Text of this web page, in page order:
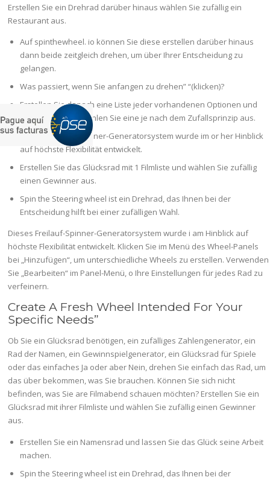
Erstellen Sie ein Drehrad darüber hinaus wählen Sie zufällig ein
Restaurant aus.
Auf spinthewheel. io können Sie diese erstellen darüber hinaus
dann beide zeitgleich drehen, um über Ihrer Entscheidung zu
gelangen.
Was passiert, wenn Sie anfangen zu drehen” “(klicken)?
Erstellen Sie danach eine Liste jeder vorhandenen Optionen und
Kandidaten und wählen Sie eine je nach dem Zufallsprinzip aus.
Dieses Freilauf-Spinner-Generatorsystem wurde im or her Hinblick
auf höchste Flexibilität entwickelt.
Erstellen Sie das Glücksrad mit 1 Filmliste und wählen Sie zufällig
einen Gewinner aus.
Spin the Steering wheel ist ein Drehrad, das Ihnen bei der
Entscheidung hilft bei einer zufälligen Wahl.
Dieses Freilauf-Spinner-Generatorsystem wurde i am Hinblick auf
höchste Flexibilität entwickelt. Klicken Sie im Menü des Wheel-Panels
bei „Hinzufügen“, um unterschiedliche Wheels zu erstellen. Verwenden
Sie „Bearbeiten“ im Panel-Menü, o Ihre Einstellungen für jedes Rad zu
verfeinern.
Create A Fresh Wheel Intended For Your
Specific Needs”
Ob Sie ein Glücksrad benötigen, ein zufälliges Zahlengenerator, ein
Rad der Namen, ein Gewinnspielgenerator, ein Glücksrad für Spiele
oder das einfaches Ja oder aber Nein, drehen Sie einfach das Rad, um
das über bekommen, was Sie brauchen. Können Sie sich nicht
befinden, was Sie are Filmabend schauen möchten? Erstellen Sie ein
Glücksrad mit ihrer Filmliste und wählen Sie zufällig einen Gewinner
aus.
Erstellen Sie ein Namensrad und lassen Sie das Glück seine Arbeit
machen.
Spin the Steering wheel ist ein Drehrad, das Ihnen bei der